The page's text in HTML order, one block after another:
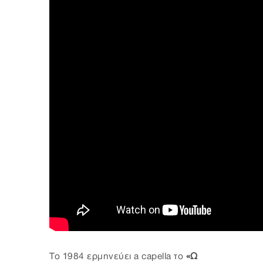
Το 1984 ερμηνεύει a capella το «Ω